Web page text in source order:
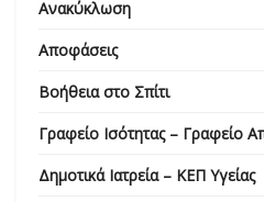
Ανακύκλωση
Αποφάσεις
Βοήθεια στο Σπίτι
Γραφείο Ισότητας – Γραφείο
Δημοτικά Ιατρεία – ΚΕΠ Υγείας